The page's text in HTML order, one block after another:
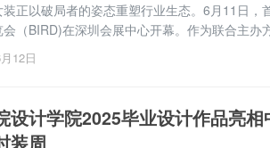
正以破局者的姿态重塑行业生态。6月11日，
（BIRD)在深圳会展中心开幕。作为联合主办
中国服装协会携手举办BIRD2025，并联合中港皮
质供应链品牌参展，涵盖...
12日
设计学院2025毕业设计作品亮相
装周